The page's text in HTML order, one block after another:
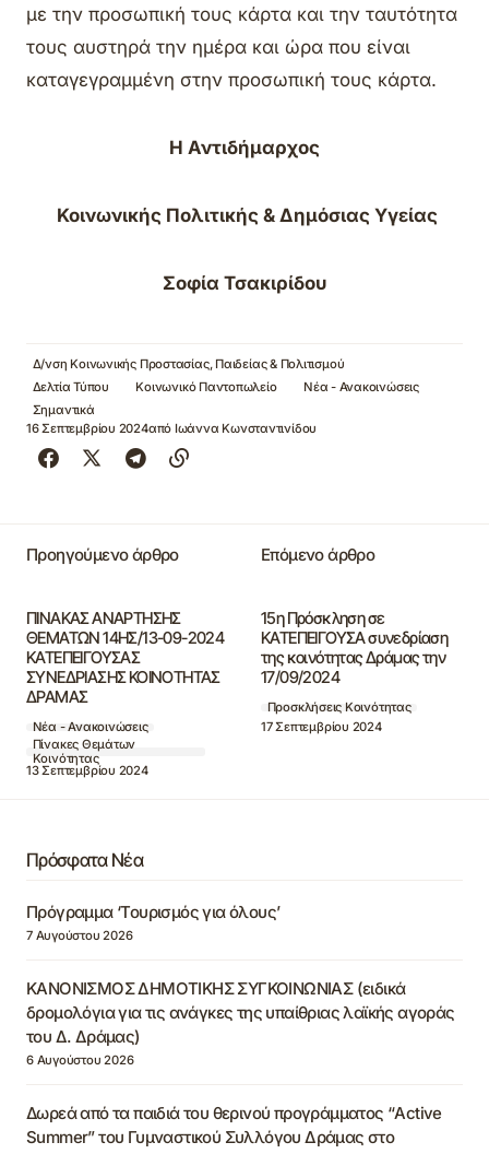
με την προσωπική τους κάρτα και την ταυτότητα
τους αυστηρά την ημέρα και ώρα που είναι
καταγεγραμμένη στην προσωπική τους κάρτα.
Η Αντιδήμαρχος
Κοινωνικής Πολιτικής & Δημόσιας Υγείας
Σοφία Τσακιρίδου
Δ/νση Κοινωνικής Προστασίας, Παιδείας & Πολιτισμού
Δελτία Τύπου
Κοινωνικό Παντοπωλείο
Νέα - Ανακοινώσεις
Σημαντικά
16 Σεπτεμβρίου 2024από Ιωάννα Κωνσταντινίδου
Προηγούμενο άρθρο
ΠΙΝΑΚΑΣ ΑΝΑΡΤΗΣΗΣ
ΘΕΜΑΤΩΝ 14ΗΣ/13-09-2024
ΚΑΤΕΠΕΙΓΟΥΣΑΣ
ΣΥΝΕΔΡΙΑΣΗΣ ΚΟΙΝΟΤΗΤΑΣ
ΔΡΑΜΑΣ
Νέα - Ανακοινώσεις
Πίνακες Θεμάτων
Κοινότητας
13 Σεπτεμβρίου 2024
Επόμενο άρθρο
15η Πρόσκληση σε
ΚΑΤΕΠΕΙΓΟΥΣΑ συνεδρίαση
της κοινότητας Δράμας την
17/09/2024
Προσκλήσεις Κοινότητας
17 Σεπτεμβρίου 2024
Πρόσφατα Νέα
Πρόγραμμα ‘Τουρισμός για όλους’
7 Αυγούστου 2026
ΚΑΝΟΝΙΣΜΟΣ ΔΗΜΟΤΙΚΗΣ ΣΥΓΚΟΙΝΩΝΙΑΣ (ειδικά
δρομολόγια για τις ανάγκες της υπαίθριας λαϊκής αγοράς
του Δ. Δράμας)
6 Αυγούστου 2026
Δωρεά από τα παιδιά του θερινού προγράμματος “Active
Summer” του Γυμναστικού Συλλόγου Δράμας στο